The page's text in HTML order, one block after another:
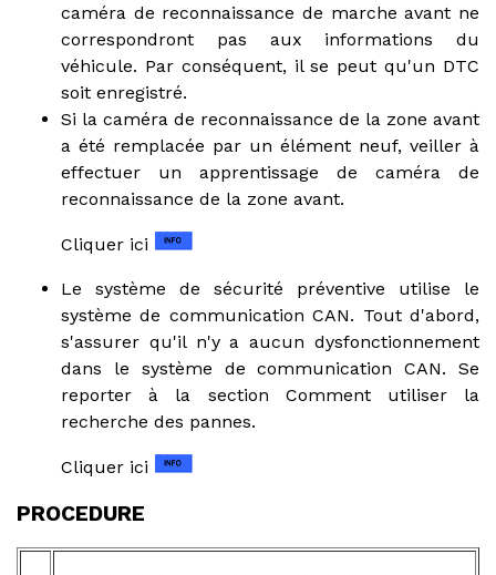
caméra de reconnaissance de marche avant ne
correspondront pas aux informations du
véhicule. Par conséquent, il se peut qu'un DTC
soit enregistré.
Si la caméra de reconnaissance de la zone avant
a été remplacée par un élément neuf, veiller à
effectuer un apprentissage de caméra de
reconnaissance de la zone avant.
Cliquer ici
Le système de sécurité préventive utilise le
système de communication CAN. Tout d'abord,
s'assurer qu'il n'y a aucun dysfonctionnement
dans le système de communication CAN. Se
reporter à la section Comment utiliser la
recherche des pannes.
Cliquer ici
PROCEDURE